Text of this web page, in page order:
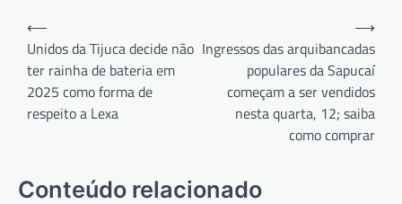
Navegação
de
Post
⟵
Unidos da Tijuca decide não
ter rainha de bateria em
2025 como forma de
respeito a Lexa
Ingressos das arquibancadas
populares da Sapucaí
começam a ser vendidos
nesta quarta, 12; saiba
como comprar
⟶
Conteúdo relacionado